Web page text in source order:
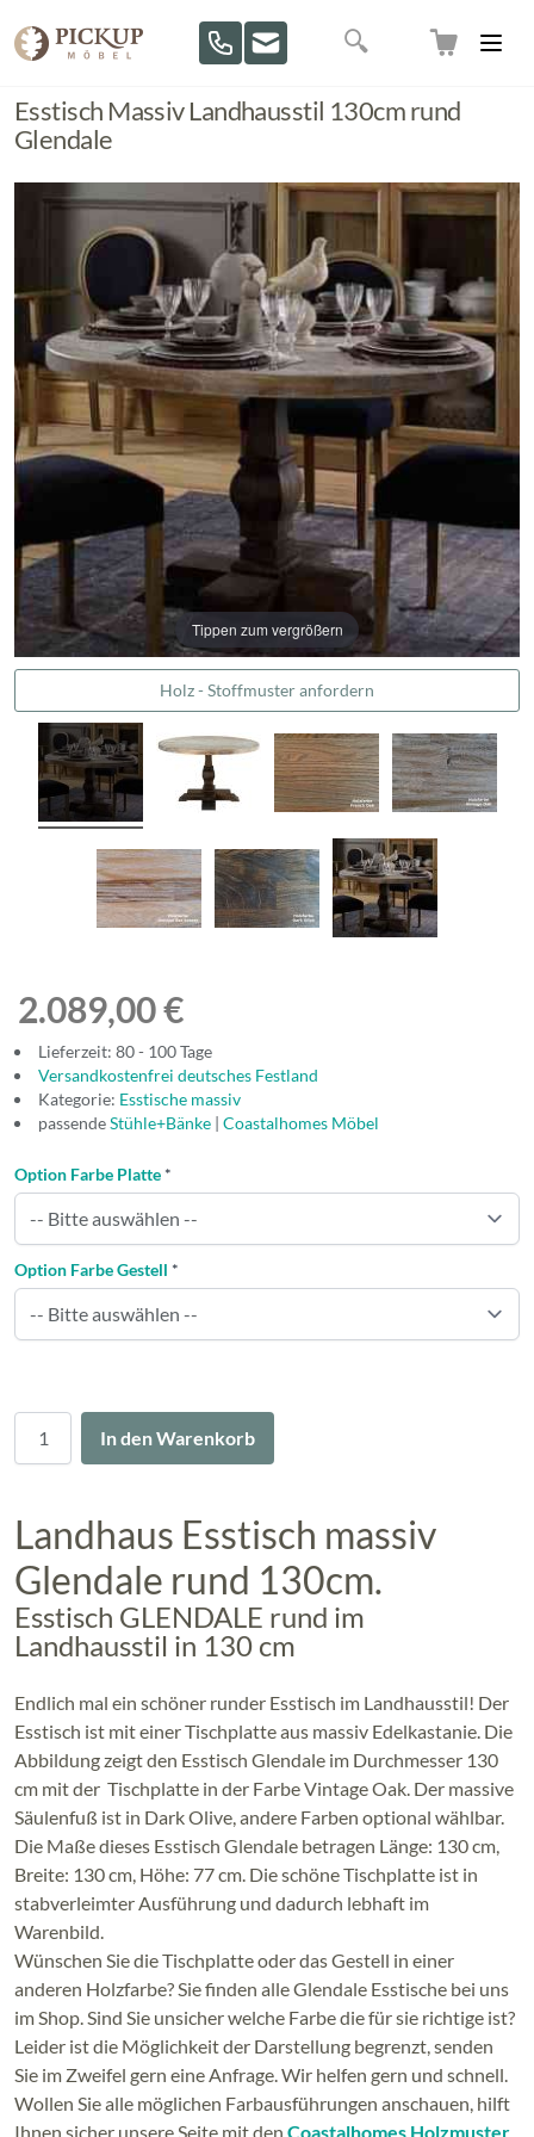
Suche
Esstisch Massiv Landhausstil 130cm rund
Glendale
Tippen zum vergrößern
Holz - Stoffmuster anfordern
2.089,00 €
Lieferzeit: 80 - 100 Tage
Versandkostenfrei deutsches Festland
Kategorie: Esstische massiv
passendeStühle+Bänke | Coastalhomes Möbel
In den Warenkorb
Option Farbe Platte *
Option Farbe Gestell *
Landhaus Esstisch massiv
Glendale rund 130cm.
Esstisch GLENDALE rund im
Landhausstil in 130 cm
Endlich mal ein schöner runder Esstisch im Landhausstil! Der
Esstisch ist mit einer Tischplatte aus massiv Edelkastanie. Die
Abbildung zeigt den Esstisch Glendale im Durchmesser 130
cm mit der Tischplatte in der Farbe Vintage Oak. Der massive
Säulenfuß ist in Dark Olive, andere Farben optional wählbar.
Die Maße dieses Esstisch Glendale betragen Länge: 130 cm,
Breite: 130 cm, Höhe: 77 cm. Die schöne Tischplatte ist in
stabverleimter Ausführung und dadurch lebhaft im
Warenbild.
Wünschen Sie die Tischplatte oder das Gestell in einer
anderen Holzfarbe? Sie finden alle Glendale Esstische bei uns
im Shop. Sind Sie unsicher welche Farbe die für sie richtige ist?
Leider ist die Möglichkeit der Darstellung begrenzt, senden
Sie im Zweifel gern eine Anfrage. Wir helfen gern und schnell.
Wollen Sie alle möglichen Farbausführungen anschauen, hilft
Ihnen sicher unsere Seite mit den Coastalhomes Holzmuster